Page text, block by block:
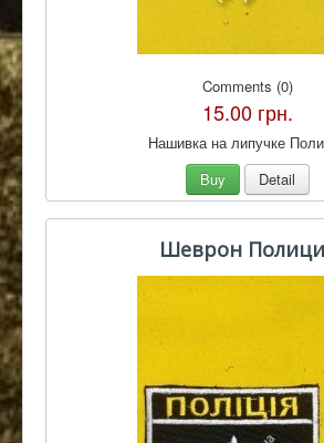
Comments (0)
15.00 грн.
Нашивка на липучке
Buy
Detail
Шеврон